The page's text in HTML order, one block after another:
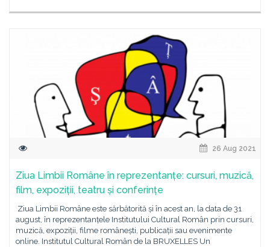
26 Aug 2021
Ziua Limbii Române în reprezentanțe: cursuri, muzică,
film, expoziții, teatru și conferințe
Ziua Limbii Române este sărbătorită și în acest an, la data de 31
august, în reprezentanțele Institutului Cultural Român prin cursuri,
muzică, expoziții, filme românești, publicații sau evenimente
online. Institutul Cultural Român de la BRUXELLES Un